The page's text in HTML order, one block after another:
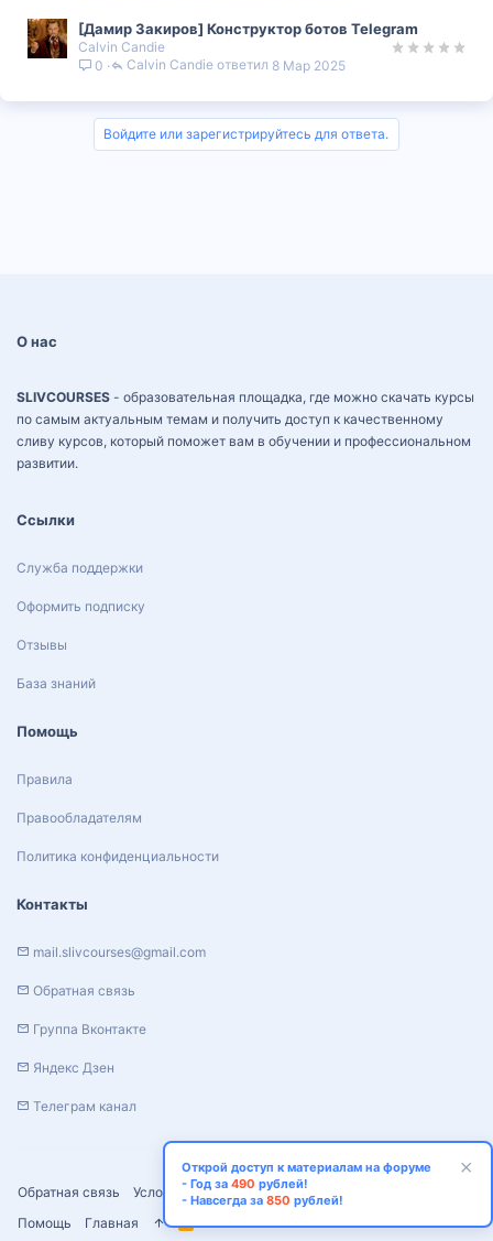
[Дамир Закиров] Конструктор ботов Telegram
Calvin Candie
0
8 Мар 2025
Calvin Candie
Войдите или зарегистрируйтесь для ответа.
Обратная связь Условия и правила
Политика конфиденциальности
Помощь
Главная
О нас
SLIVCOURSES - образовательная площадка, где можно скачать курсы
по самым актуальным темам и получить доступ к качественному
сливу курсов, который поможет вам в обучении и профессиональном
развитии.
Ссылки
Служба поддержки
Оформить подписку
Отзывы
База знаний
Помощь
Правила
Правообладателям
Политика конфиденциальности
Контакты
mail.slivcourses@gmail.com
Обратная связь
Группа Вконтакте
Яндекс Дзен
Телеграм канал
Открой доступ к материалам на форуме
- Год за 490 рублей!
- Навсегда за 850 рублей!